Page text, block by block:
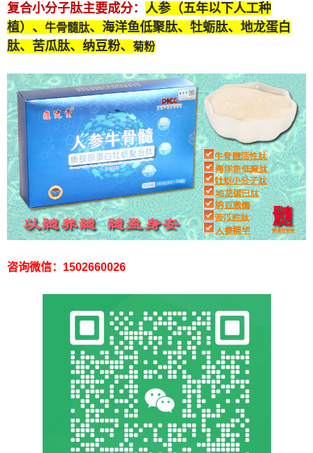
复合小分子肽主要成分： 人参（五年以下人工种
植）、 牛骨髓肽、海洋鱼低聚肽、牡蛎肽、 地龙蛋白
肽、苦瓜肽、纳豆粉、 菊粉
咨询微信：1502660026